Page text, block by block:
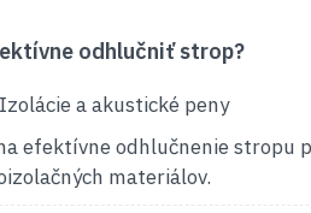
odhlučniť strop?
Izolácie a akustické peny
efektívne odhlučnenie stropu
materiálov.